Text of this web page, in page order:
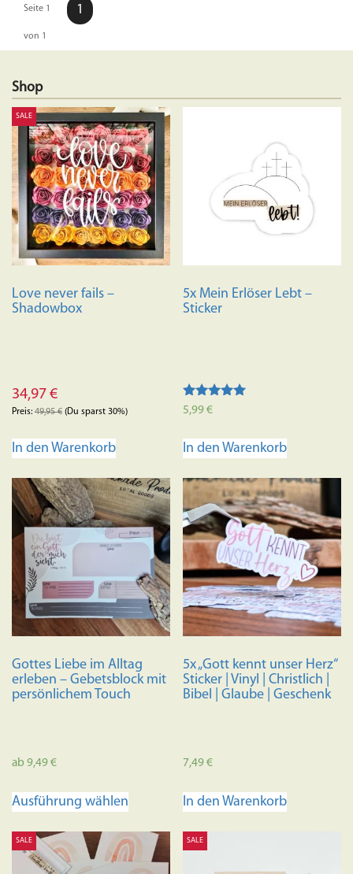
Seite 1
von 1
1
Shop
SALE
Love never fails –
Shadowbox
34,97 €
Preis: 49,95€ (Du sparst 30%)
In den Warenkorb
5x Mein Erlöser Lebt –
Sticker
Bewertet mit
5,99€
In den Warenkorb
Gottes Liebe im Alltag
erleben – Gebetsblock mit
persönlichem Touch
ab 9,49€
Ausführung wählen
mehrere
Varianten
5x „Gott kennt unser Herz“
Sticker | Vinyl | Christlich |
Bibel | Glaube | Geschenk
7,49€
In den Warenkorb
SALE SALE